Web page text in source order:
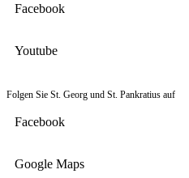
Facebook
Youtube
Folgen Sie St. Georg und St. Pankratius auf
Facebook
Google Maps